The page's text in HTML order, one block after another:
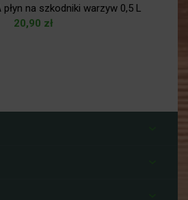
płyn na szkodniki warzyw 0,5 L
20,90 zł